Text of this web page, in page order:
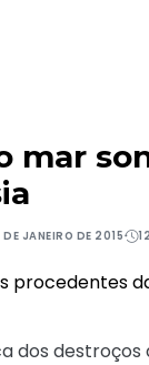
mar
DE JANEIRO DE 2015
dos destroços